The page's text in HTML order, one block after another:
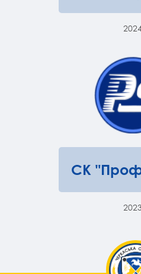
СК
2023